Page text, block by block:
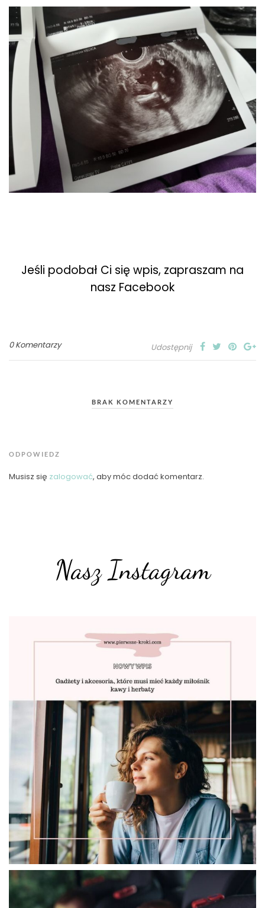
Jeśli podobał Ci się wpis, zapraszam na
nasz Facebook
0 Komentarzy Udostępnij
BRAK KOMENTARZY
ODPOWIEDZ
Musisz się zalogować, aby móc dodać komentarz.
Nasz Instagram